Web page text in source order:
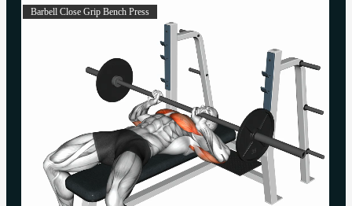
Barbell Close Grip Bench Press